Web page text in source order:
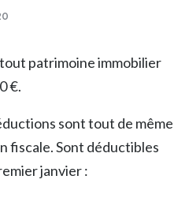
patrimoine immobilier
€.
sont tout de même
fiscale. Sont déductibles
janvier :